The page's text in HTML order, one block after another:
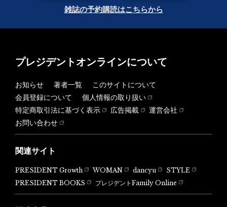
雑誌の予約購読はこちらから
プレジデントオンラインについて
お知らせ 著者一覧
このサイトについて
会員登録について
個人情報の取り扱い
特定商取引法に基づく表示
広告掲載
運営会社
お問い合わせ
関連サイト
PRESIDENT Growth WOMAN dancyu
STYLE
PRESIDENT BOOKS
プレジデントFamily Online